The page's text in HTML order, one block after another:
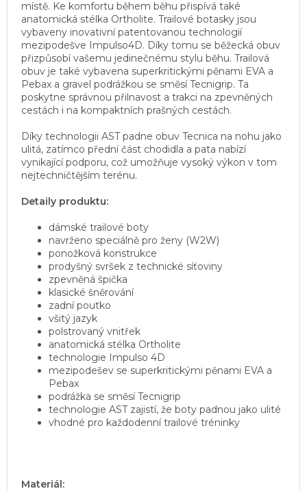
místě. Ke komfortu během běhu přispívá také
anatomická stélka Ortholite. Trailové botasky jsou
vybaveny inovativní patentovanou technologií
mezipodešve Impulso4D. Díky tomu se běžecká obuv
přizpůsobí vašemu jedinečnému stylu běhu. Trailová
obuv je také vybavena superkritickými pěnami EVA a
Pebax a gravel podrážkou se směsí Tecnigrip. Ta
poskytne správnou přilnavost a trakci na zpevněných
cestách i na kompaktních prašných cestách.
Díky technologii AST padne obuv Tecnica na nohu jako
ulitá, zatímco přední část chodidla a pata nabízí
vynikající podporu, což umožňuje vysoký výkon v tom
nejtechničtějším terénu.
Detaily produktu:
dámské trailové boty
navrženo speciálně pro ženy (W2W)
ponožková konstrukce
prodyšný svršek z technické síťoviny
zpevněná špička
klasické šněrování
zadní poutko
všitý jazyk
polstrovaný vnitřek
anatomická stélka Ortholite
technologie Impulso 4D
mezipodešev se superkritickými pěnami EVA a
Pebax
podrážka se směsí Tecnigrip
technologie AST zajistí, že boty padnou jako ulité
vhodné pro každodenní trailové tréninky
Materiál: